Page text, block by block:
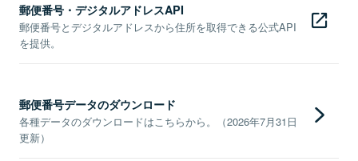
郵便番号・デジタルアドレスAPI
郵便番号とデジタルアドレスから住所を取得できる公式API
を提供。
郵便番号データのダウンロード
各種データのダウンロードはこちらから。（2026年7月31日
更新）